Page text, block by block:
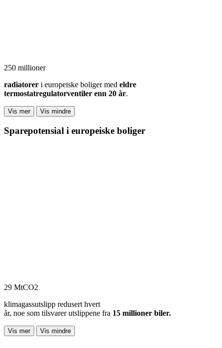
250 millioner
radiatorer i europeiske boliger med eldre
termostatregulatorventiler enn 20 år.
Vis mer Vis mindre
Sparepotensial i europeiske boliger
29 MtCO2
klimagassutslipp redusert hvert
år, noe som tilsvarer utslippene fra 15 millioner biler.
Vis mer Vis mindre